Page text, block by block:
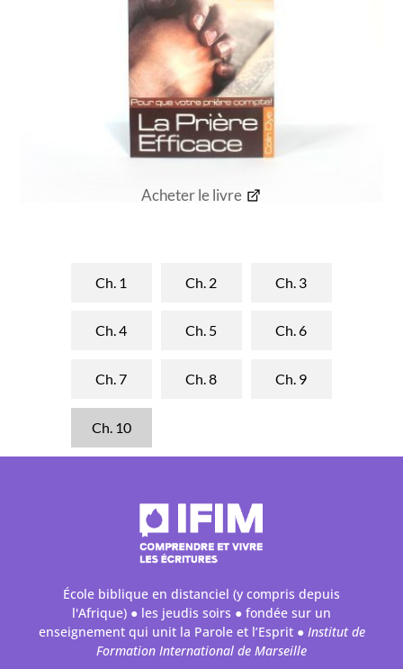
Acheter le livre
Ch. 1 Ch. 2 Ch. 3
Ch. 4 Ch. 5 Ch. 6
Ch. 7 Ch. 8 Ch. 9
Ch. 10
École biblique en distanciel (y compris depuis
l'Afrique) ● les jeudis soirs ● fondée sur un
enseignement qui unit la Parole et l’Esprit ● Institut de
Formation International de Marseille